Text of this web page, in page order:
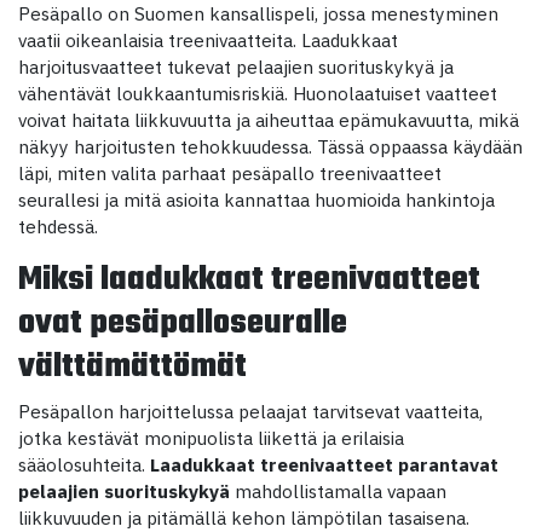
Pesäpallo on Suomen kansallispeli, jossa menestyminen
vaatii oikeanlaisia treenivaatteita. Laadukkaat
harjoitusvaatteet tukevat pelaajien suorituskykyä ja
vähentävät loukkaantumisriskiä. Huonolaatuiset vaatteet
voivat haitata liikkuvuutta ja aiheuttaa epämukavuutta, mikä
näkyy harjoitusten tehokkuudessa. Tässä oppaassa käydään
läpi, miten valita parhaat pesäpallo treenivaatteet
seurallesi ja mitä asioita kannattaa huomioida hankintoja
tehdessä.
Miksi laadukkaat treenivaatteet
ovat pesäpalloseuralle
välttämättömät
Pesäpallon harjoittelussa pelaajat tarvitsevat vaatteita,
jotka kestävät monipuolista liikettä ja erilaisia
sääolosuhteita. Laadukkaat treenivaatteet parantavat
pelaajien suorituskykyä mahdollistamalla vapaan
liikkuvuuden ja pitämällä kehon lämpötilan tasaisena.